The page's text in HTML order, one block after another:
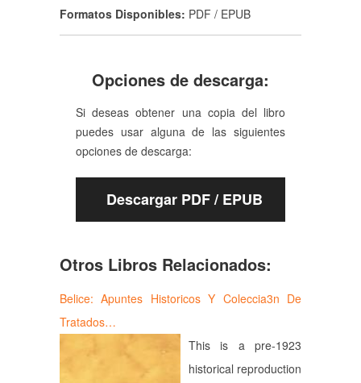
Formatos Disponibles: PDF / EPUB
Opciones de descarga:
Si deseas obtener una copia del libro
puedes usar alguna de las siguientes
opciones de descarga:
Descargar PDF / EPUB
Otros Libros Relacionados:
Belice: Apuntes Historicos Y Coleccia3n De
Tratados…
This is a pre-1923
historical reproduction